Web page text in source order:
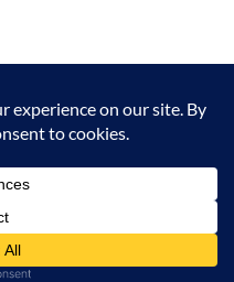
(C) 2026